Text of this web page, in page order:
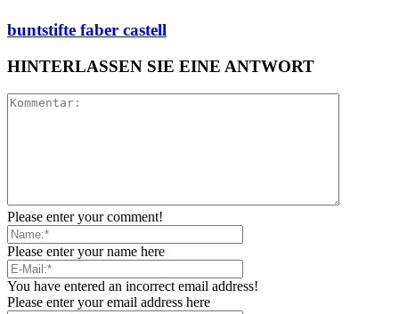
buntstifte faber castell
HINTERLASSEN SIE EINE ANTWORT
Please enter your comment!
Please enter your name here
You have entered an incorrect email address!
Please enter your email address here